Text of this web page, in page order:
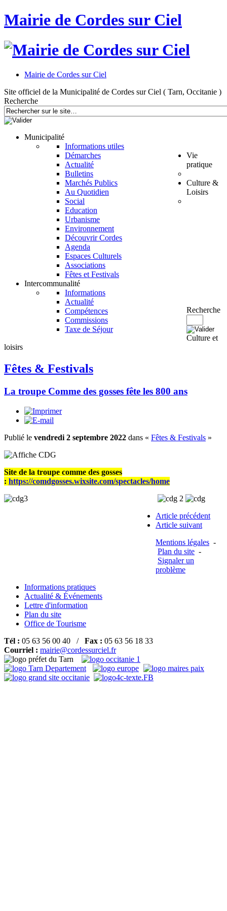
Mairie de Cordes sur Ciel
Mairie de Cordes sur Ciel
Site officiel de la Municipalité de Cordes sur Ciel ( Tarn, Occitanie )
Recherche
Municipalité
Informations utiles
Démarches
Actualité
Bulletins
Marchés Publics
Vie
pratique
Au Quotidien
Social
Education
Urbanisme
Environnement
Culture &
Loisirs
Découvrir Cordes
Agenda
Espaces Culturels
Associations
Fêtes et Festivals
Intercommunalité
Informations
Actualité
Compétences
Commissions
Taxe de Séjour
Recherche
Culture et
loisirs
Fêtes & Festivals
La troupe Comme des gosses fête les 800 ans
Publié le vendredi 2 septembre 2022 dans « Fêtes & Festivals »
Site de la troupe comme des gosses
: https://comdgosses.wixsite.com/spectacles/home
Article précédent
Article suivant
Mentions légales -
Plan du site -
Signaler un
problème
Informations pratiques
Actualité & Événements
Lettre d'information
Plan du site
Office de Tourisme
Tél : 05 63 56 00 40 / Fax : 05 63 56 18 33
Courriel : mairie@cordessurciel.fr